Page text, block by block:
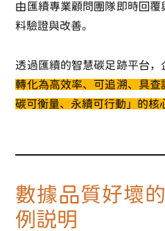
由匯續專業顧問團隊即時回
料驗證與改善。
透過匯續的智慧碳足跡平台，
轉化為高效率、可追溯、具
碳可衡量、永續可行動」的核
數據品質好壞
例說明